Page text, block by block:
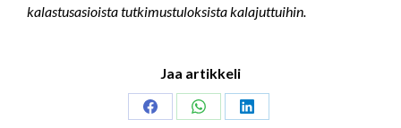
kalastusasioista tutkimustuloksista kalajuttuihin.
Jaa artikkeli
Share
Share
Share